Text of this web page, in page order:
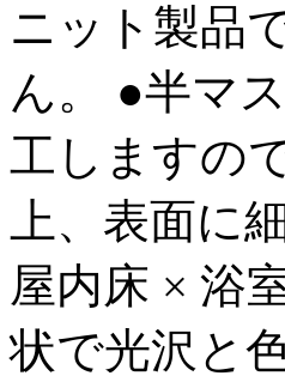
ニット製品
ん。 ●半マ
工しますの
上、表面に
屋内床 × 浴
状で光沢と